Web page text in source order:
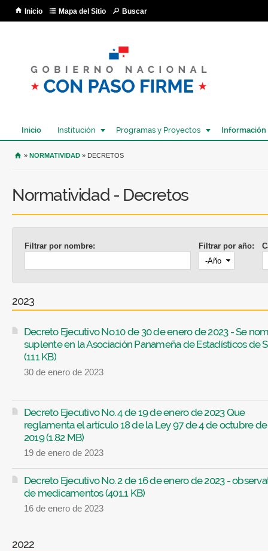
Inicio Mapa del Sitio Buscar
Inicio Institución Programas y Proyectos Información
USTED SE ENCUENTRA AQUÍ
» NORMATIVIDAD » DECRETOS
Normatividad - Decretos
Filtrar por nombre:
Filtrar por año:
Año
2023
Decreto Ejecutivo No.10 de 30 de enero de 2023 - Se
suplente en la Asociación Panameña de Estadísticos de
(111 KB)
30 de enero de 2023
Decreto Ejecutivo No. 4 de 19 de enero de 2023 Que
reglamenta el artículo 18 de la Ley 97 de 4 de octubre de
2019 (1.82 MB)
19 de enero de 2023
Decreto Ejecutivo No. 2 de 16 de enero de 2023 -
de medicamentos (401.1 KB)
16 de enero de 2023
2022